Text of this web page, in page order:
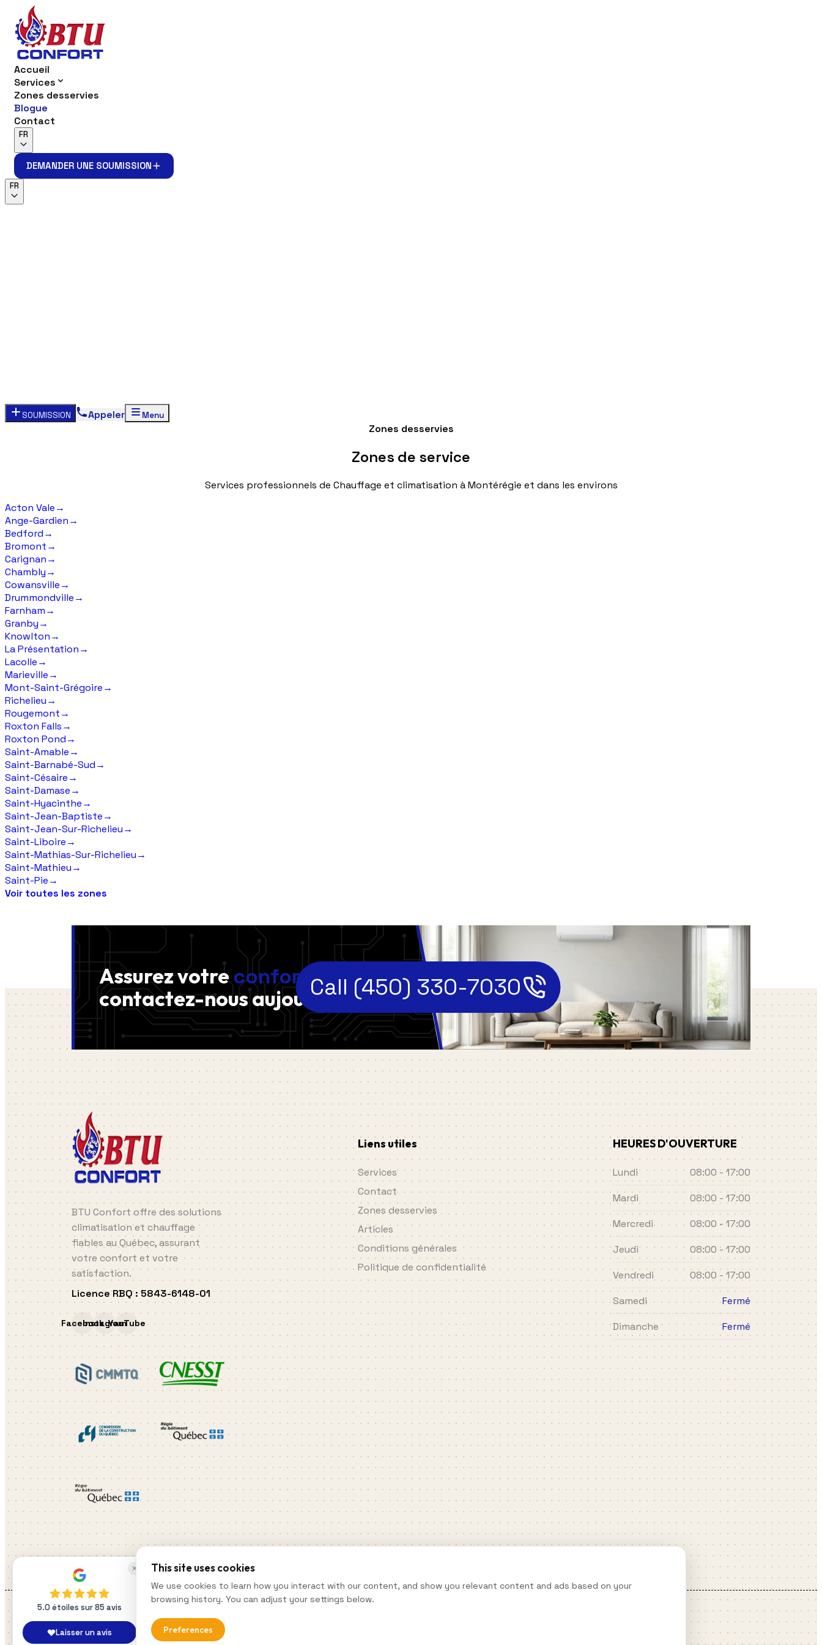
Accueil
Services
Zones desservies
Blogue
Contact
FR
DEMANDER UNE SOUMISSION
DEMANDER UNE SOUMISSION
FR
SOUMISSION Appeler Menu
Zones desservies
Zones de service
Services professionnels de Chauffage et climatisation à Montérégie et dans les environs
Acton Vale→
Ange-Gardien→
Bedford→
Bromont→
Carignan→
Chambly→
Cowansville→
Drummondville→
Farnham→
Granby→
Knowlton→
La Présentation→
Lacolle→
Marieville→
Mont-Saint-Grégoire→
Richelieu→
Rougemont→
Roxton Falls→
Roxton Pond→
Saint-Amable→
Saint-Barnabé-Sud→
Saint-Césaire→
Saint-Damase→
Saint-Hyacinthe→
Saint-Jean-Baptiste→
Saint-Jean-Sur-Richelieu→
Saint-Liboire→
Saint-Mathias-Sur-Richelieu→
Saint-Mathieu→
Saint-Pie→
Voir toutes les zones
Assurez votreconfort ,
contactez-nousaujourd'hui!Call (450) 330-7030
BTU Confort offre des solutions
climatisation et chauffage
fiables au Québec, assurant
votre confort et votre
satisfaction.
Licence RBQ : 5843-6148-01
FacebookInstagramYouTube
Liens utiles
Services
Contact
Zones desservies
Articles
Conditions générales
Politique de confidentialité
HEURES D'OUVERTURE
Lundi
08:00 - 17:00
Mardi
08:00 - 17:00
Mercredi
08:00 - 17:00
Jeudi
08:00 - 17:00
Vendredi
08:00 - 17:00
Samedi
Fermé
Dimanche
Fermé
This site uses cookies
We use cookies to learn how you interact with our content, and show you relevant content and ads based on your
browsing history. You can adjust your settings below.
Preferences
✕
5.0 étoiles sur 85 avis
Laisser un avis